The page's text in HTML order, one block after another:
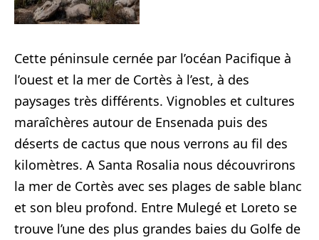
Cette péninsule cernée par l’océan Pacifique à
l’ouest et la mer de Cortès à l’est, à des
paysages très différents. Vignobles et cultures
maraîchères autour de Ensenada puis des
déserts de cactus que nous verrons au fil des
kilomètres. A Santa Rosalia nous découvrirons
la mer de Cortès avec ses plages de sable blanc
et son bleu profond. Entre Mulegé et Loreto se
trouve l’une des plus grandes baies du Golfe de